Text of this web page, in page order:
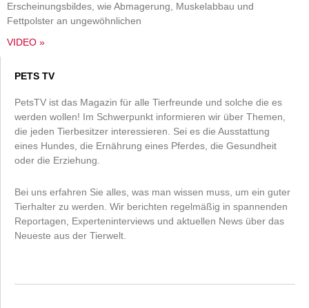
Erscheinungsbildes, wie Abmagerung, Muskelabbau und
Fettpolster an ungewöhnlichen
VIDEO »
PETS TV
PetsTV ist das Magazin für alle Tierfreunde und solche die es
werden wollen! Im Schwerpunkt informieren wir über Themen,
die jeden Tierbesitzer interessieren. Sei es die Ausstattung
eines Hundes, die Ernährung eines Pferdes, die Gesundheit
oder die Erziehung.
Bei uns erfahren Sie alles, was man wissen muss, um ein guter
Tierhalter zu werden. Wir berichten regelmäßig in spannenden
Reportagen, Experteninterviews und aktuellen News über das
Neueste aus der Tierwelt.